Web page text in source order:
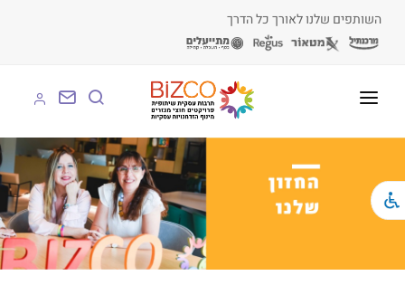
השותפים שלנו לאורך כל הדרך
על BIZCO
BIZCO לעסקים
BIZCO לארגונים